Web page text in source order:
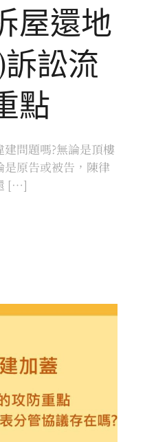
屋還地
訟流
點
問題嗎?無論是頂樓
原告或被告，陳律
[…]